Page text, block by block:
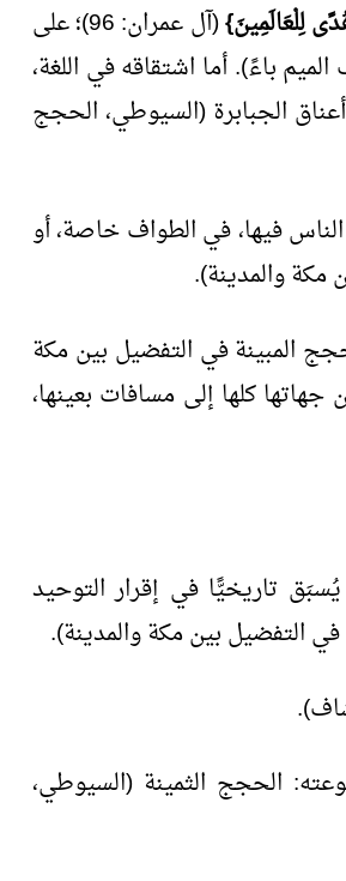
لِلْعَالَمِينَ}
(آل عمران: 96)؛ على
باءً). أما اشتقاقه في اللغة،
الجبابرة (السيوطي، الحجج
فيها، في الطواف خاصة، أو
والمدينة).
المبينة في التفضيل بين مكة
كلها إلى مسافات بعينها،
يُسبَق تاريخيًّا في إقرار التوحيد
التفضيل بين مكة والمدينة).
الحجج الثمينة (السيوطي،